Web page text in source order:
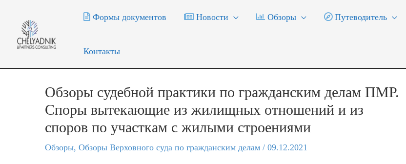
содержимому
Формы документов Новости Обзоры Путеводитель
Контакты
Обзоры судебной практики по гражданским делам ПМР.
Споры вытекающие из жилищных отношений и из
споров по участкам с жилыми строениями
Обзоры, Обзоры Верховного суда по гражданским делам / 09.12.2021